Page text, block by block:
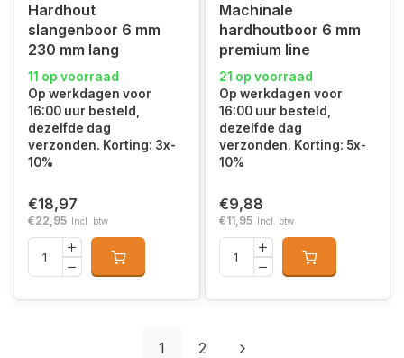
Hardhout
slangenboor 6 mm
230 mm lang
11 op voorraad
Op werkdagen voor
16:00 uur besteld,
dezelfde dag
verzonden. Korting: 3x-
10%
€18,97
€22,95 Incl. btw
Machinale
hardhoutboor 6 mm
premium line
21 op voorraad
Op werkdagen voor
16:00 uur besteld,
dezelfde dag
verzonden. Korting: 5x-
10%
€9,88
€11,95 Incl. btw
1 2